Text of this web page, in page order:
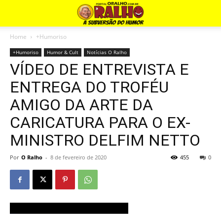
Home +Humoriso
+Humoriso Humor & Cult Notícias O Ralho
VÍDEO DE ENTREVISTA E
ENTREGA DO TROFÉU
AMIGO DA ARTE DA
CARICATURA PARA O EX-
MINISTRO DELFIM NETTO
Por O Ralho - 8 de fevereiro de 2020 0
455